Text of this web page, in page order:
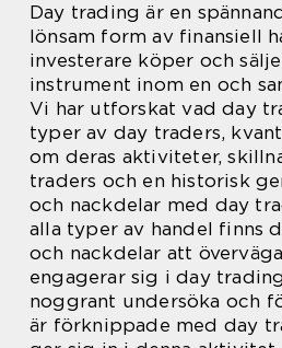
Day trading är en
lönsam form av finansiell
investerare köper och
instrument inom en och
Vi har utforskat vad day
typer av day traders,
om deras aktiviteter,
traders och en historisk
och nackdelar med day
alla typer av handel finns
och nackdelar att
engagerar sig i day
noggrant undersöka och
är förknippade med day